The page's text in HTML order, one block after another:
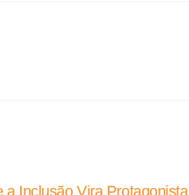
a Inclusão Vira Protagonista